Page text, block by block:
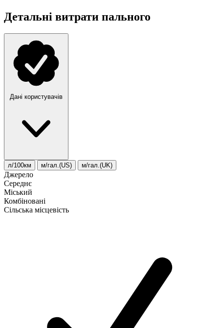
Детальні витрати пального
Дані користувачів
л/100км м/гал.(US) м/гал.(UK)
Джерело
Середнє
Міський
Комбіновані
Сільська місцевість